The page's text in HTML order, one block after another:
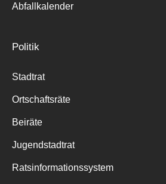
Abfallkalender
Politik
Stadtrat
Ortschaftsräte
Beiräte
Jugendstadtrat
Ratsinformationssystem